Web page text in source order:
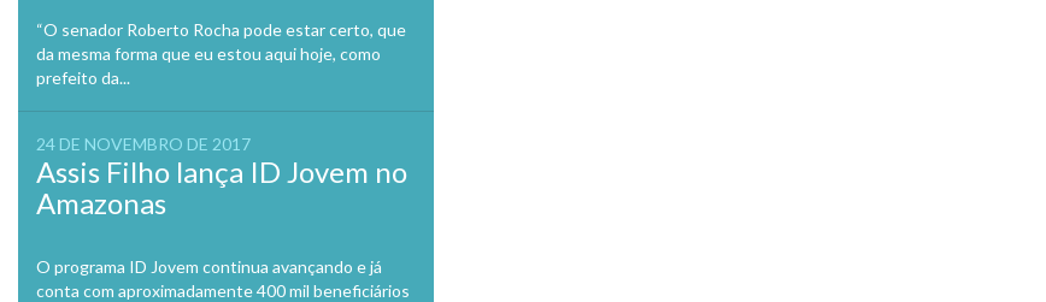
“O senador Roberto Rocha pode estar certo, que
da mesma forma que eu estou aqui hoje, como
prefeito da...
24 DE NOVEMBRO DE 2017
Assis Filho lança ID Jovem no
Amazonas
O programa ID Jovem continua avançando e já
conta com aproximadamente 400 mil beneficiários